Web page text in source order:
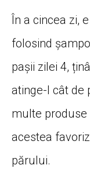
În a cincea zi,
folosind
pașii zilei 4,
atinge-l cât de
multe produse
acestea
părului.